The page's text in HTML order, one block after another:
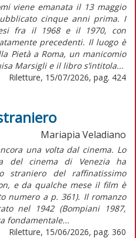
viene emanata il 13 maggio
cinque anni prima. I
fra il 1968 e il 1970, con
precedenti. Il luogo è
Pietà a Roma, un manicomio
Marsigli e il libro s’intitola...
Riletture, 15/07/2026, pag. 424
Mariapia Veladiano
una volta dal cinema. Lo
del cinema di Venezia ha
straniero del raffinatissimo
e da qualche mese il film è
numero a p. 361). Il romanzo
nel 1942 (Bompiani 1987,
fondamentale...
Riletture, 15/06/2026, pag. 360